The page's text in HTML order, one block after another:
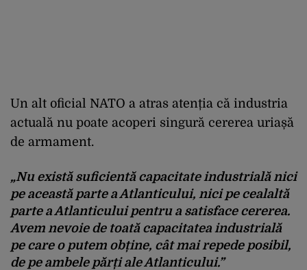
Un alt oficial NATO a atras atenția că industria
actuală nu poate acoperi singură cererea uriașă
de armament.
„Nu există suficientă capacitate industrială nici
pe această parte a Atlanticului, nici pe cealaltă
parte a Atlanticului pentru a satisface cererea.
Avem nevoie de toată capacitatea industrială
pe care o putem obține, cât mai repede posibil,
de pe ambele părți ale Atlanticului.”